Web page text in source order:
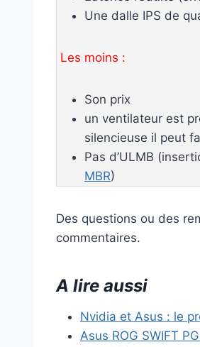
Une dalle IPS de
Les moins :
Son prix
un ventilateur est
silencieuse il peut
Pas d’ULMB
MBR)
Des questions ou des
commentaires.
A lire aussi
Nvidia et Asus : le
Asus ROG SWIFT